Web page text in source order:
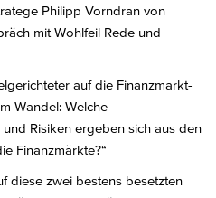
Philipp Vorndran von
mit Wohlfeil Rede und
auf die Finanzmarkt-
Wandel: Welche
Risiken ergeben sich aus den
Finanzmärkte?“
diese zwei bestens besetzten